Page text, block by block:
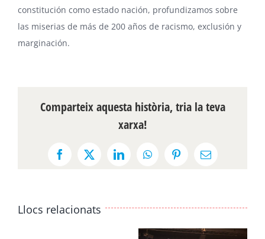
constitución como estado nación, profundizamos sobre
las miserias de más de 200 años de racismo, exclusión y
marginación.
Comparteix aquesta història, tria la teva
xarxa!
Facebook
X LinkedInWhatsAppPinterestEmail:
Llocs relacionats